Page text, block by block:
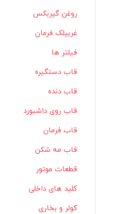
روغن گیربکس
غربیلک فرمان
فیلتر ها
قاب دستگیره
قاب دنده
قاب روی داشبورد
قاب فرمان
قاب مه شکن
قطعات موتور
کلید های داخلی
کولر و بخاری